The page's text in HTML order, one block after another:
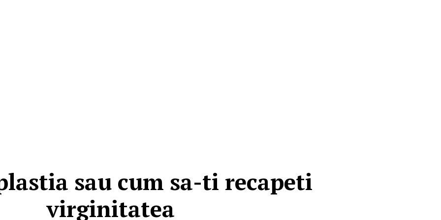
sau cum sa-ti recapeti
virginitatea